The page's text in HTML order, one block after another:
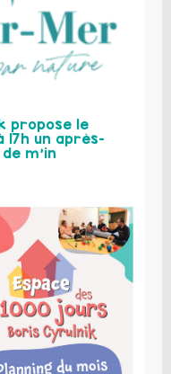
propose le
17h un après-
m’in